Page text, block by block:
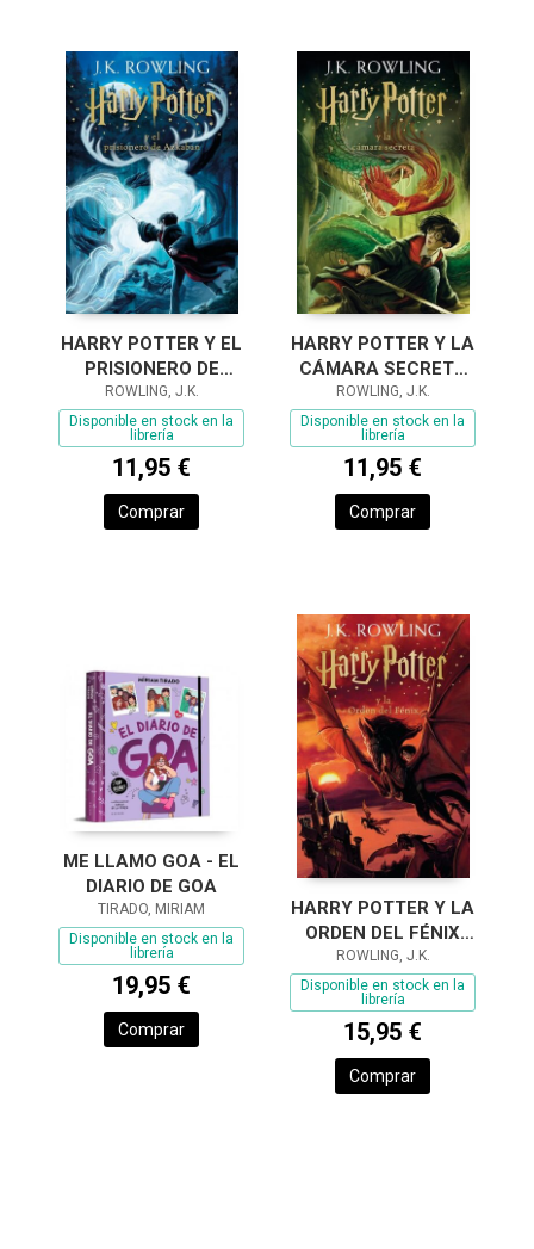
HARRY POTTER Y EL
PRISIONERO DE
AZKABAN (HARRY
POTTER [EDICIÓN
CON LA PORTADA IL
ROWLING, J.K.
Disponible en stock en la
librería
11,95 €
Comprar
HARRY POTTER Y LA
CÁMARA SECRETA
(HARRY POTTER
[EDICIÓN CON LA
PORTADA
ILUSTRADA
ROWLING, J.K.
Disponible en stock en la
librería
11,95 €
Comprar
ME LLAMO GOA - EL
DIARIO DE GOA
TIRADO, MIRIAM
Disponible en stock en la
librería
19,95 €
Comprar
HARRY POTTER Y LA
ORDEN DEL FÉNIX
(HARRY POTTER
[EDICIÓN CON LA
PORTADA ILUSTRAD
ROWLING, J.K.
Disponible en stock en la
librería
15,95 €
Comprar